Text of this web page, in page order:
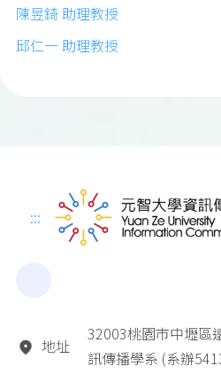
陳昱錡 助理教授
邱仁一 助理教授
:::
地址
32003桃園市中壢區
訊傳播學系 (系辦